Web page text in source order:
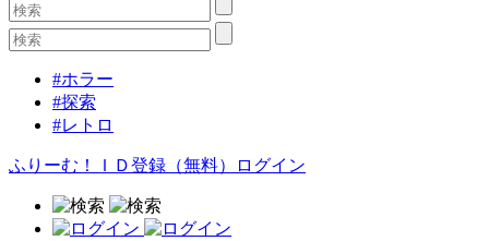
#ホラー
#探索
#レトロ
ふりーむ！ＩＤ登録（無料） ログイン